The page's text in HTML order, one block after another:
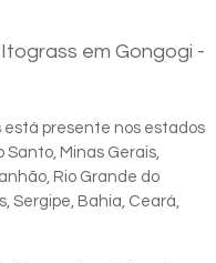
em Gongogi -
está presente nos estados
Santo, Minas Gerais,
Rio Grande do
Sergipe, Bahia, Ceará,